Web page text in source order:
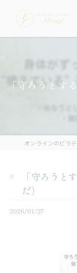
「守ろうとす
「守ろうと
だ）
2026/01/27